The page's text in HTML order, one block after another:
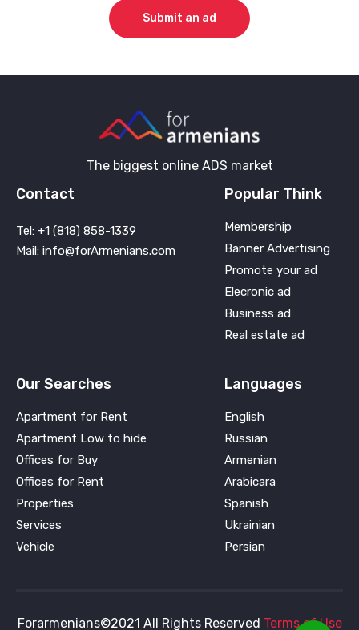
Submit an ad
The biggest online ADS market
Contact
Tel: +1 (818) 858-1339
Mail: info@forArmenians.com
Popular Think
Membership
Banner Advertising
Promote your ad
Elecronic ad
Business ad
Real estate ad
Our Searches
Apartment for Rent
Apartment Low to hide
Offices for Buy
Offices for Rent
Properties
Services
Vehicle
Languages
English
Russian
Armenian
Arabicara
Spanish
Ukrainian
Persian
Forarmenians©2021 All Rights Reserved Terms of Use